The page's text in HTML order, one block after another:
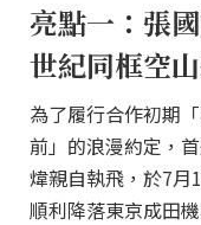
亮點一：張
世紀同框空
為了履行合作初期
前」的浪漫約定，
煒親自執飛，於7月
順利降落東京成田